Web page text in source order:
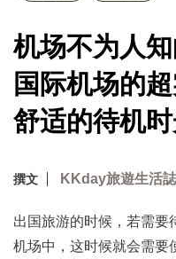
机场不为人
国际机场的
舒适的待机
撰文 KKday旅遊生活誌
出国旅游的时候，若需要
机场中，这时候就会需要